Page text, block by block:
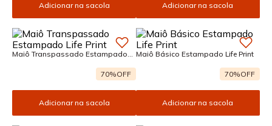
Adicionar na sacola Adicionar na sacola
Maiô Transpassado Estampado
70%OFF
Adicionar na sacola
Maiô Básico Estampado Life Print
70%OFF
Adicionar na sacola